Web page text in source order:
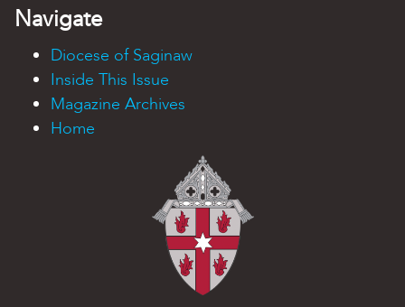
Navigate
Diocese of Saginaw
Inside This Issue
Magazine Archives
Home